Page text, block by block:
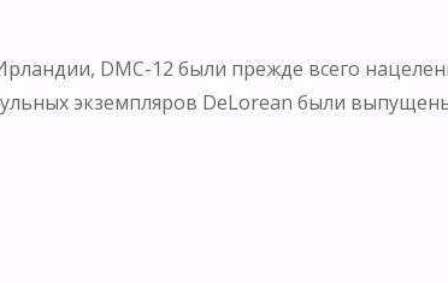
DMC-12 были прежде всего
экземпляров DeLorean были